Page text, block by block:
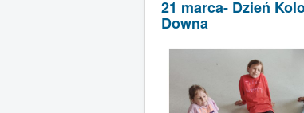
21 marca- Dzień
Downa